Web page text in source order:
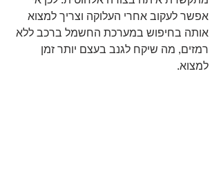
אפשר לעקוב אחרי העלוקה וצריך למצוא
אותה בחיפוש במערכת החשמל ברכב ללא
רמזים, מה שיקח לגנב בעצם יותר זמן
למצוא.